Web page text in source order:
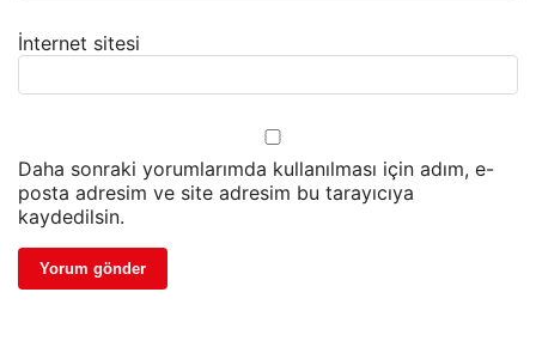
İnternet sitesi
Daha sonraki yorumlarımda kullanılması için adım, e-
posta adresim ve site adresim bu tarayıcıya
kaydedilsin.